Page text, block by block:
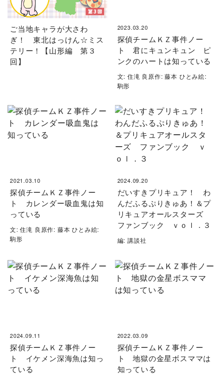
ご当地キャラが大さわ
ぎ！ 東北はっけん☆ミス
テリー！【山形編 第３
回】
2023.03.20
探偵チームＫＺ事件ノー
ト 君にキュンキュン ピ
ンクのハートは知っている
文: 住滝 良原作: 藤本 ひとみ絵:
駒形
2021.03.10
探偵チームＫＺ事件ノー
ト カレンダー吸血鬼は知
っている
文: 住滝 良原作: 藤本 ひとみ絵:
駒形
2024.09.20
だいすきプリキュア！ わ
んだふるぷりきゅあ！＆プ
リキュアオールスターズ
ファンブック ｖｏｌ．３
編: 講談社
2024.09.11
探偵チームＫＺ事件ノー
ト イケメン深海魚は知っ
ている
2022.03.09
探偵チームＫＺ事件ノー
ト 地獄の金星ボスママは
知っている